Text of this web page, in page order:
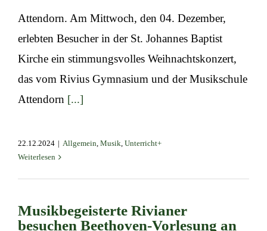
Attendorn. Am Mittwoch, den 04. Dezember,
erlebten Besucher in der St. Johannes Baptist
Kirche ein stimmungsvolles Weihnachtskonzert,
das vom Rivius Gymnasium und der Musikschule
Attendorn [...]
22.12.2024 | Allgemein, Musik, Unterricht+
Weiterlesen
Musikbegeisterte Rivianer
besuchen Beethoven-Vorlesung an